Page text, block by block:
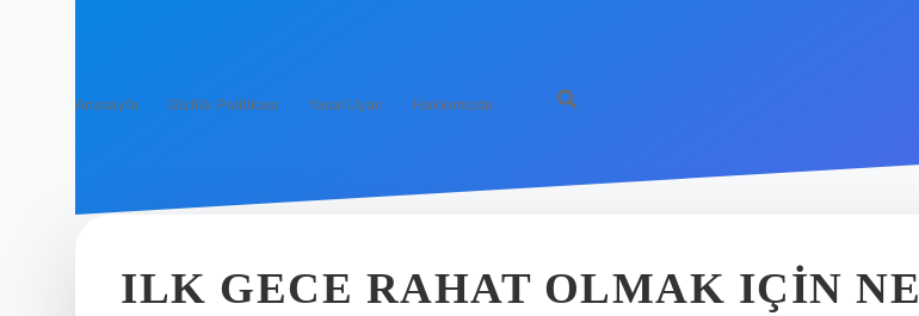
Anasayfa Gizlilik Politikası Yasal Uyarı Hakkımızda
ILK GECE RAHAT OLMAK IÇIN NE